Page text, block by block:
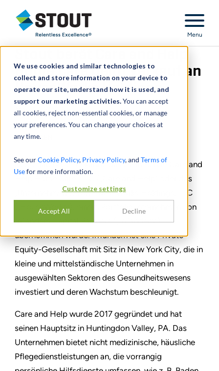
We use cookies and similar technologies to
collect and store information on your device to
operate our site, understand how it is used, and
support our marketing activities.You can accept
all cookies, reject non-essential cookies, or manage
your preferences. You can change your choices at
any time.
See ourCookie Policy, Privacy Policy, and Terms of
Usefor more information.
Customize settings
Accept All Decline
Stout Relentless Excellence
Menu
Home Care beim Verkauf an
HouseWorks Holdings
May 17, 2023
TEILEN
Stout gab heute bekannt, dass sein Kunde Care and
Help Home Care, LLC („Care and Help“ oder das
„Unternehmen“), von HouseWorks Holdings, LLC
(„HouseWorks“), einem Portfoliounternehmen von
InTandem Capital Partners („InTandem“),
übernommen wurde. InTandem ist eine Private-
Equity-Gesellschaft mit Sitz in New York City, die in
kleine und mittelständische Unternehmen in
ausgewählten Sektoren des Gesundheitswesens
investiert und deren Wachstum beschleunigt.
Care and Help wurde 2017 gegründet und hat
seinen Hauptsitz in Huntingdon Valley, PA. Das
Unternehmen bietet nicht medizinische, häusliche
Pflegedienstleistungen an, die vorrangig